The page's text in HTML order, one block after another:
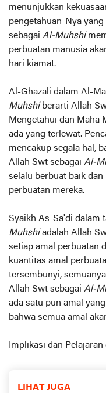
menunjukkan
pengetahuan-Nya
sebagai Al-Muhshi
perbuatan manusia
hari kiamat.
Al-Ghazali dalam Al-
Muhshiberarti Allah
Mengetahui dan Maha
ada yang terlewat.
mencakup segala hal,
Allah Swt sebagai Al-
selalu berbuat baik
perbuatan mereka.
Syaikh As-Sa'di dalam
Muhshiadalah Allah
setiap amal perbuatan
kuantitas amal
tersembunyi,
Allah Swt sebagai Al-
ada satu pun amal
bahwa semua amal
Implikasi dan
LIHAT JUGA